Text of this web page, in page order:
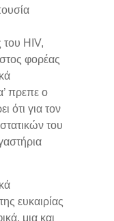
του HIV,
φορέας
πρεπε ο
ότι για τον
του
ευκαιρίας
μια και